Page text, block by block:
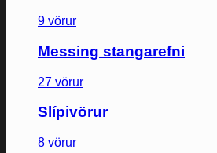
9 vörur
Messing stangarefni
27 vörur
Slípivörur
8 vörur